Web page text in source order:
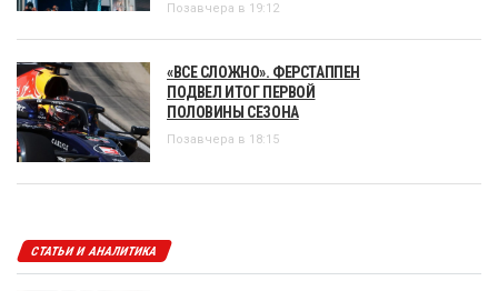
Позавчера в 19:12
«ВСЕ СЛОЖНО». ФЕРСТАППЕН
ПОДВЕЛ ИТОГ ПЕРВОЙ
ПОЛОВИНЫ СЕЗОНА
Позавчера в 18:15
СТАТЬИ И АНАЛИТИКА